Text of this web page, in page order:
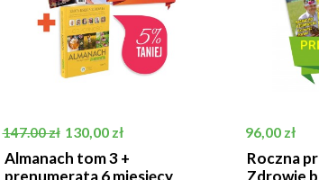
Cena podstawowa
147.00 zł Cena
130,00 zł
Almanach tom 3 +
prenumerata 6 miesięcy
Cena
96,00 zł
Roczna
Zdrowie